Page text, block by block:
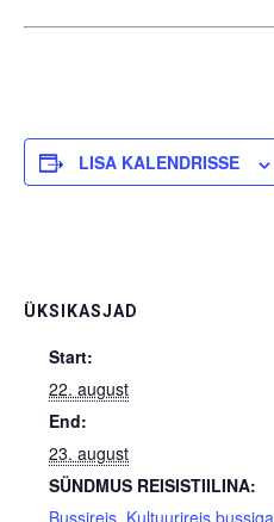
LISA KALENDRISSE
ÜKSIKASJAD
Start:
22. august
End:
23. august
SÜNDMUS REISISTIILINA: